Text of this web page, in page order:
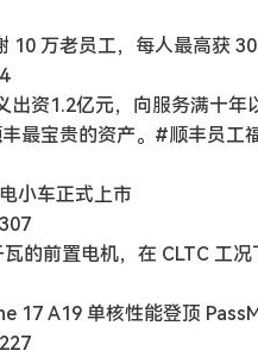
10 万老员工，每人最高获
出资1.2亿元，向服务满十
最宝贵的资产。#顺丰员
小车正式上市
的前置电机，在 CLTC 工
17 A19 单核性能登顶